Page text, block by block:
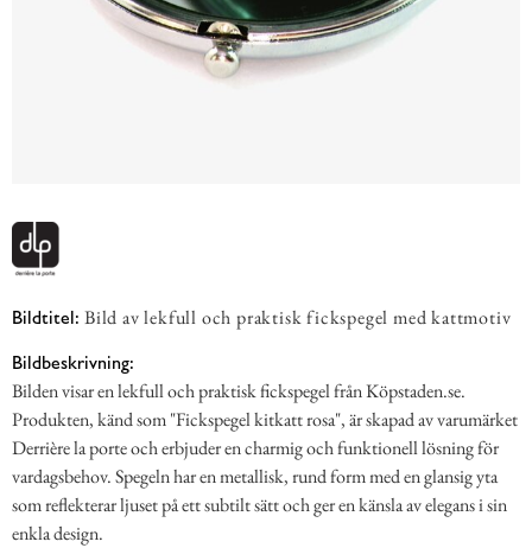
Bildtitel: Bild av lekfull och praktisk fickspegel med kattmotiv
Bildbeskrivning:
Bilden visar en lekfull och praktisk fickspegel från Köpstaden.se.
Produkten, känd som "Fickspegel kitkatt rosa", är skapad av varumärket
Derrière la porte och erbjuder en charmig och funktionell lösning för
vardagsbehov. Spegeln har en metallisk, rund form med en glansig yta
som reflekterar ljuset på ett subtilt sätt och ger en känsla av elegans i sin
enkla design.